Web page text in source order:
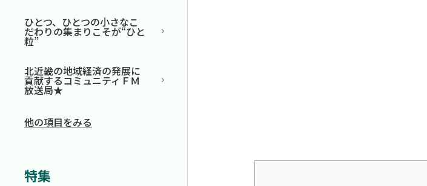
ひとつ、ひとつの小さなこ
だわりの集まりこそが“ひと
粒”
北近畿の地域経済の発展に
貢献するコミュニティＦＭ
放送局★
他の項目をみる
特集